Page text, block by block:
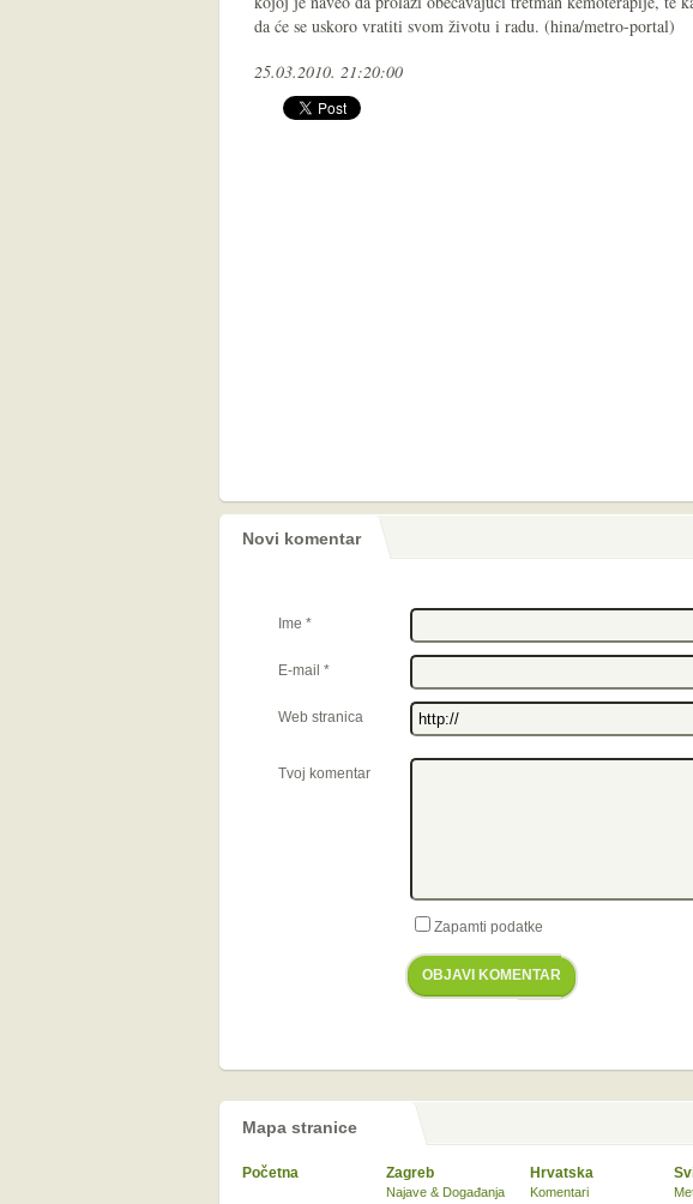
da će se uskoro vratiti svom životu i radu. (hina/metro-portal)
25.03.2010. 21:20:00
Novi komentar
Ime *
E-mail *
Web stranica
Tvoj komentar
Zapamti podatke
OBJAVI KOMENTAR
Mapa stranice
Početna Zagreb
Najave & Događanja
Hrvatska
Komentari